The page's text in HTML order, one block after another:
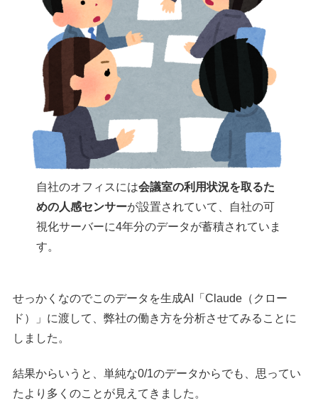
自社のオフィスには会議室の利用状況を取るた
めの人感センサーが設置されていて、自社の可
視化サーバーに4年分のデータが蓄積されていま
す。
せっかくなのでこのデータを生成AI「Claude（クロー
ド）」に渡して、弊社の働き方を分析させてみることに
しました。
結果からいうと、単純な0/1のデータからでも、思ってい
たより多くのことが見えてきました。